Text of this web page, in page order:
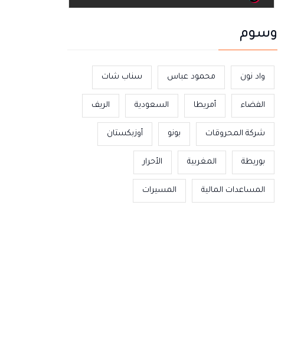
وسوم
واد نون محمود عباس سناب شات
الفضاء أمريطا السعودية الريف
شركة المحروقات بونو أوزبكستان
بوريطة المغربية الأحرار
المساعدات المالية المسيرات